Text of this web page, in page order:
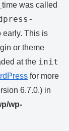
was called
early. This is
or theme
at the init
for more
6.7.0.) in
wp-